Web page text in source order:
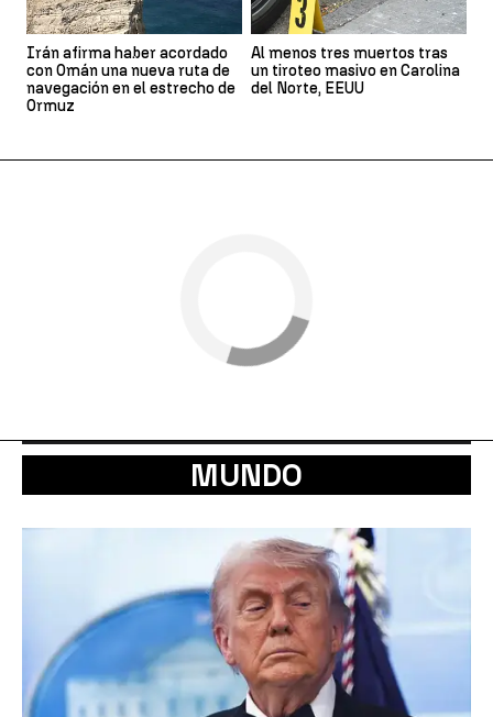
Irán afirma haber acordado
con Omán una nueva ruta de
navegación en el estrecho de
Ormuz
Al menos tres muertos tras
un tiroteo masivo en Carolina
del Norte, EEUU
MUNDO